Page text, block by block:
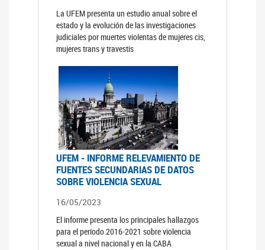
La UFEM presenta un estudio anual sobre el
estado y la evolución de las investigaciones
judiciales por muertes violentas de mujeres cis,
mujeres trans y travestis
UFEM - INFORME RELEVAMIENTO DE
FUENTES SECUNDARIAS DE DATOS
SOBRE VIOLENCIA SEXUAL
16/05/2023
El informe presenta los principales hallazgos
para el período 2016-2021 sobre violencia
sexual a nivel nacional y en la CABA